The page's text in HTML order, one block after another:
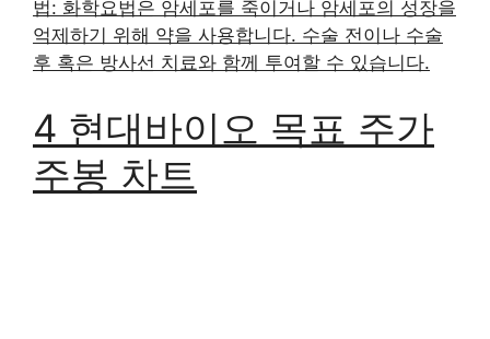
법: 화학요법은 암세포를 죽이거나 암세포의 성장을
억제하기 위해 약을 사용합니다. 수술 전이나 수술
후 혹은 방사선 치료와 함께 투여할 수 있습니다.
4 현대바이오 목표 주가
주봉 차트